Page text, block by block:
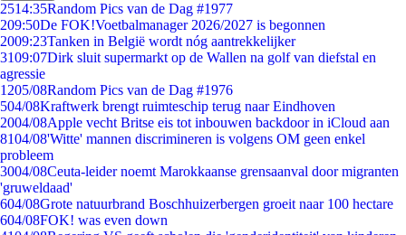
2514:35Random Pics van de Dag #1977
209:50De FOK!Voetbalmanager 2026/2027 is begonnen
2009:23Tanken in België wordt nóg aantrekkelijker
3109:07Dirk sluit supermarkt op de Wallen na golf van diefstal en
agressie
1205/08Random Pics van de Dag #1976
504/08Kraftwerk brengt ruimteschip terug naar Eindhoven
2004/08Apple vecht Britse eis tot inbouwen backdoor in iCloud aan
8104/08'Witte' mannen discrimineren is volgens OM geen enkel
probleem
3004/08Ceuta-leider noemt Marokkaanse grensaanval door migranten
'gruweldaad'
604/08Grote natuurbrand Boschhuizerbergen groeit naar 100 hectare
604/08FOK! was even down